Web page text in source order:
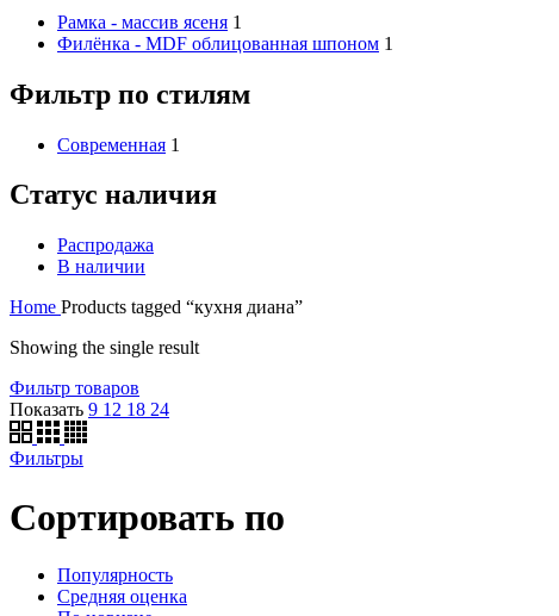
Рамка - массив ясеня 1
Филёнка - MDF облицованная шпоном 1
Фильтр по стилям
Современная 1
Статус наличия
Распродажа
В наличии
Home Products tagged “кухня диана”
Showing the single result
Фильтр товаров
Показать 9 12 18 24
Фильтры
Сортировать по
Популярность
Средняя оценка